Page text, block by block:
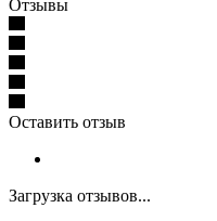
Отзывы
Оставить отзыв
Загрузка отзывов...